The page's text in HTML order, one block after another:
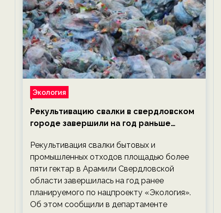
Экология
Рекультивацию свалки в свердловском
городе завершили на год раньше
экологии на ECOportal
Рекультивация свалки бытовых и
промышленных отходов площадью более
пяти гектар в Арамили Свердловской
области завершилась на год ранее
планируемого по нацпроекту «Экология».
Об этом сообщили в департаменте